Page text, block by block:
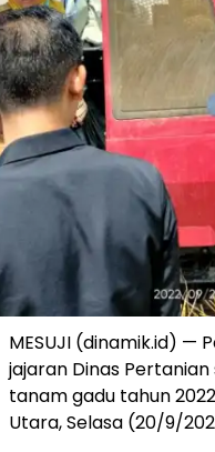
MESUJI (dinamik.id) —
jajaran Dinas
tanam gadu tahun
Utara, Selasa (20/9/